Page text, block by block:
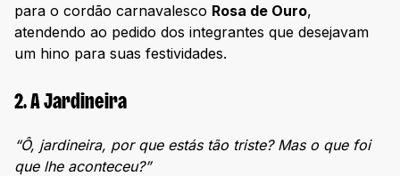
para o cordão carnavalesco Rosa de Ouro,
atendendo ao pedido dos integrantes que desejavam
um hino para suas festividades.
2. A Jardineira
“Ô, jardineira, por que estás tão triste? Mas o que foi
que lhe aconteceu?”